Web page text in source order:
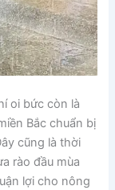
oi bức còn là
Bắc chuẩn bị
cũng là thời
rào đầu mùa
lợi cho nông